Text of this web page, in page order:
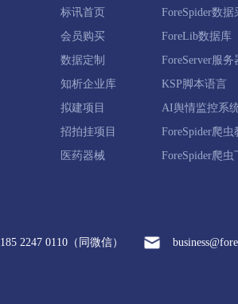
标讯首页
会员购买
数据定制
知析企业库
拟建项目
招拍挂项目
医药器械
ForeSpider数
ForeLib数据库
ForeServer服务
KSP脚本语言
AI舆情监控系
ForeSpider爬虫
ForeSpider爬虫
185 2247 0110（同微信）